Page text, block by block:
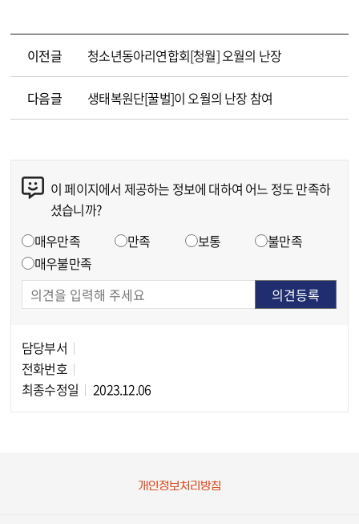
이전글 청소년동아리연합회[청월] 오월의 난장
다음글 생태복원단[꿀벌]이 오월의 난장 참여
이 페이지에서 제공하는 정보에 대하여 어느 정도 만족하
셨습니까?
매우만족 만족 보통
불만족
매우불만족
담당부서
전화번호
최종수정일
2023.12.06
개인정보처리방침